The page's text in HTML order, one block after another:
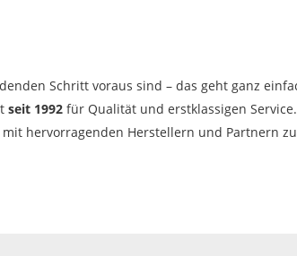
Schritt voraus sind – das geht ganz
seit 1992 für Qualität und erstklassigen
hervorragenden Herstellern und Partnern